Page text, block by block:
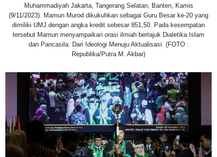
Muhammadiyah Jakarta, Tangerang Selatan, Banten, Kamis
(9/11/2023). Mamun Murod dikukuhkan sebagai Guru Besar ke-20 yang
dimiliki UMJ dengan angka kredit sebesar 851,50. Pada kesempatan
tersebut Mamun menyampaikan orasi ilmiah bertajuk Dialetika Islam
dan Pancasila: Dari Ideologi Menuju Aktualisasi. (FOTO :
Republika/Putra M. Akbar)